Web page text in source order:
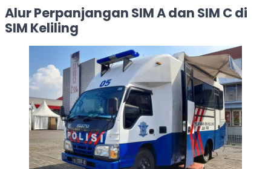
Alur Perpanjangan SIM A dan SIM C di
SIM Keliling